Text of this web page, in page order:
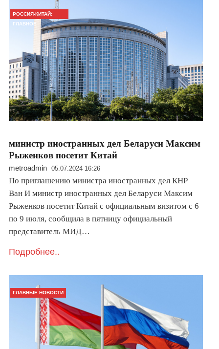
РОССИЯ-КИТАЙ:
ГЛАВНОЕ
министр иностранных дел Беларуси Максим
Рыженков посетит Китай
metroadmin 05.07.2024 16:26
По приглашению министра иностранных дел КНР
Ван И министр иностранных дел Беларуси Максим
Рыженков посетит Китай с официальным визитом с 6
по 9 июля, сообщила в пятницу официальный
представитель МИД…
Подробнее..
ГЛАВНЫЕ НОВОСТИ